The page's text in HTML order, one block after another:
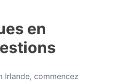
en
Irlande, commencez